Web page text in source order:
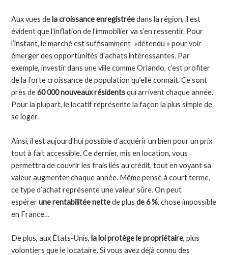
Aux vues de la croissance enregistréedans la région, il est
évident que l’inflation de l’immobilier va s’en ressentir. Pour
l’instant, le marché est suffisamment »détendu » pour voir
émerger des opportunités d’achats intéressantes. Par
exemple, investir dans une ville comme Orlando, c’est profiter
de la forte croissance de population qu’elle connait. Ce sont
près de60 000 nouveaux résidentsqui arrivent chaque année.
Pour la plupart, le locatif représente la façon la plus simple de
se loger.
Ainsi, il est aujourd’hui possible d’acquérir un bien pour un prix
tout à fait accessible. Ce dernier, mis en location, vous
permettra de couvrir les frais liés au crédit, tout en voyant sa
valeur augmenter chaque année. Même pensé à court terme,
ce type d’achat représente une valeur sûre. On peut
espérerune rentabilitée nettede plusde 6 %, chose impossible
en France…
De plus, aux États-Unis, la loi protège le propriétaire, plus
volontiers que le locataire. Si vous avez déjà connu des